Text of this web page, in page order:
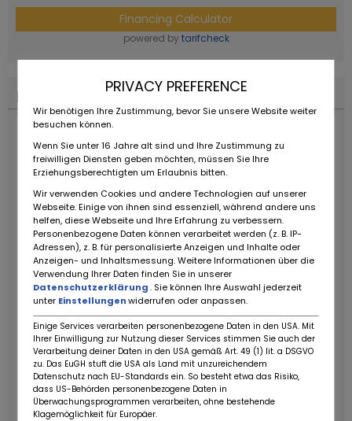
Financing Calculator
powered by tarifcheck
Financing Calculator
PRIVACY PREFERENCE
Wir benötigen Ihre Zustimmung, bevor Sie unsere Website weiter
besuchen können.
Wenn Sie unter 16 Jahre alt sind und Ihre Zustimmung zu
freiwilligen Diensten geben möchten, müssen Sie Ihre
Erziehungsberechtigten um Erlaubnis bitten.
Wir verwenden Cookies und andere Technologien auf unserer
Webseite. Einige von ihnen sind essenziell, während andere uns
helfen, diese Webseite und Ihre Erfahrung zu verbessern.
Personenbezogene Daten können verarbeitet werden (z. B. IP-
Adressen), z. B. für personalisierte Anzeigen und Inhalte oder
Anzeigen- und Inhaltsmessung. Weitere Informationen über die
Verwendung Ihrer Daten finden Sie in unserer
Datenschutzerklärung. Sie können Ihre Auswahl jederzeit
unter Einstellungenwiderrufen oder anpassen.
Einige Services verarbeiten personenbezogene Daten in den USA. Mit
Ihrer Einwilligung zur Nutzung dieser Services stimmen Sie auch der
Verarbeitung deiner Daten in den USA gemäß Art. 49 (1) lit. a DSGVO
zu. Das EuGH stuft die USA als Land mit unzureichendem
Datenschutz nach EU-Standards ein. So besteht etwa das Risiko,
dass US-Behörden personenbezogene Daten in
Überwachungsprogrammen verarbeiten, ohne bestehende
Klagemöglichkeit für Europäer.